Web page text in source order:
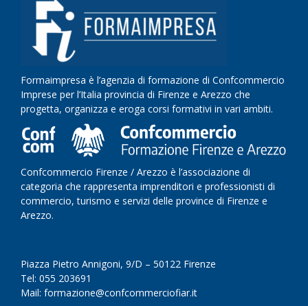
Formaimpresa è l’agenzia di formazione di Confcommercio
Imprese per l’Italia provincia di Firenze e Arezzo che
progetta, organizza e eroga corsi formativi in vari ambiti.
Confcommercio Firenze / Arezzo è l’associazione di
categoria che rappresenta imprenditori e professionisti di
commercio, turismo e servizi delle province di Firenze e
Arezzo.
Piazza Pietro Annigoni, 9/D – 50122 Firenze
Tel: 055 203691
Mail: formazione@confcommerciofiar.it